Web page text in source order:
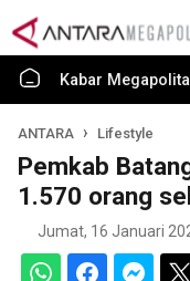
Kabar
ANTARA Lifestyle
Pemkab
1.570 orang
Jumat, 16 Januari